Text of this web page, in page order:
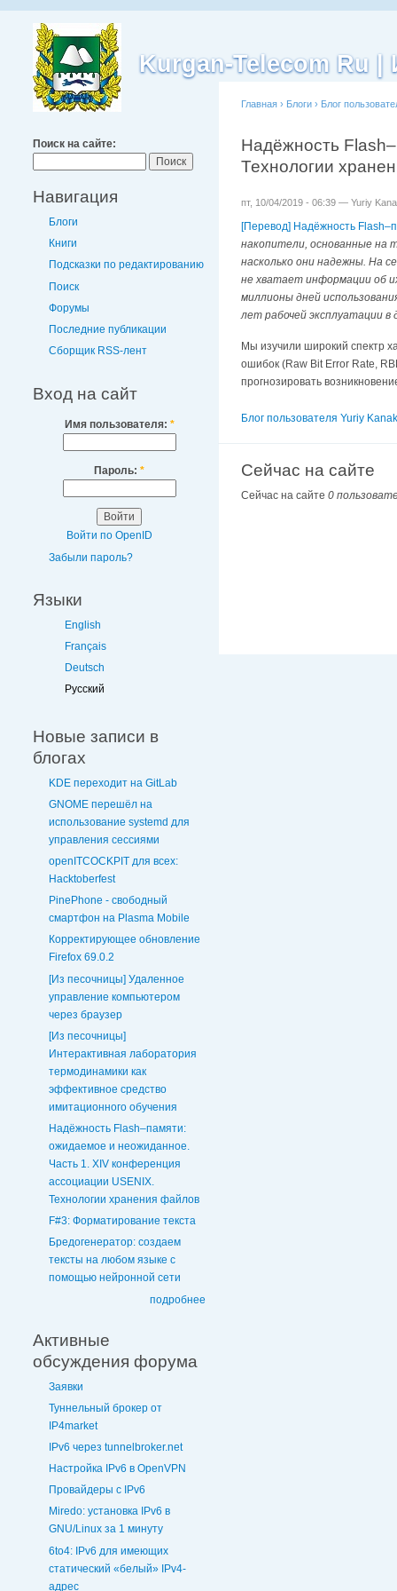
Kurgan-Telecom Ru
Поиск на сайте:
Навигация
Блоги
Книги
Подсказки по редактированию
Поиск
Форумы
Последние публикации
Сборщик RSS-лент
Вход на сайт
Имя пользователя: *
Пароль: *
Войти по OpenID
Забыли пароль?
Языки
English
Français
Deutsch
Русский
Новые записи в
блогах
KDE переходит на GitLab
GNOME перешёл на
использование systemd для
управления сессиями
openITCOCKPIT для всех:
Hacktoberfest
PinePhone - свободный
смартфон на Plasma Mobile
Корректирующее обновление
Firefox 69.0.2
[Из песочницы] Удаленное
управление компьютером
через браузер
[Из песочницы]
Интерактивная лаборатория
термодинамики как
эффективное средство
имитационного обучения
Надёжность Flash–памяти:
ожидаемое и неожиданное.
Часть 1. XIV конференция
ассоциации USENIX.
Технологии хранения файлов
F#3: Форматирование текста
Бредогенератор: создаем
тексты на любом языке с
помощью нейронной сети
подробнее
Активные
обсуждения форума
Заявки
Туннельный брокер от
IP4market
IPv6 через tunnelbroker.net
Настройка IPv6 в OpenVPN
Провайдеры с IPv6
Miredo: установка IPv6 в
GNU/Linux за 1 минуту
6to4: IPv6 для имеющих
статический «белый» IPv4-
адрес
Главная › Блоги › Блог
Надёжность
Технологии
пт, 10/04/2019 - 06:39 — Yuriy
[Перевод] Надёжность
накопители, основанные на
насколько они надежны. На
не хватает информации об
миллионы дней
лет рабочей эксплуатации
Мы изучили широкий спектр
ошибок (Raw Bit Error Rate,
прогнозировать
Блог пользователя Yuriy
Сейчас на сайте
Сейчас на сайте 0